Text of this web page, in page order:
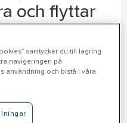
och flyttar
nya butik i Mora som
i år.
yrkeskunder fortsätter
200 butiker i Norden.
samtycker du till lagring
navigeringen på
användning och bistå i våra